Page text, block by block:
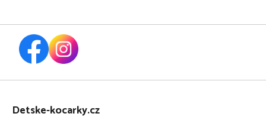
Z
Detske-kocarky.cz